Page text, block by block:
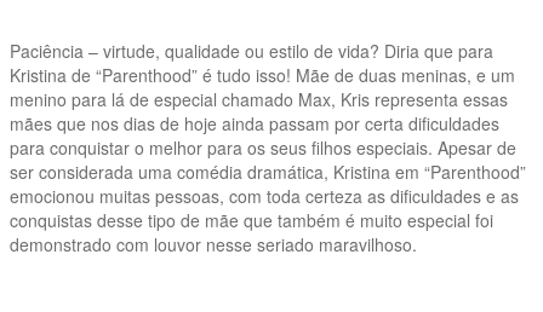
Paciência – virtude, qualidade ou estilo de vida? Diria que para
Kristina de “Parenthood” é tudo isso! Mãe de duas meninas, e um
menino para lá de especial chamado Max, Kris representa essas
mães que nos dias de hoje ainda passam por certa dificuldades
para conquistar o melhor para os seus filhos especiais. Apesar de
ser considerada uma comédia dramática, Kristina em “Parenthood”
emocionou muitas pessoas, com toda certeza as dificuldades e as
conquistas desse tipo de mãe que também é muito especial foi
demonstrado com louvor nesse seriado maravilhoso.